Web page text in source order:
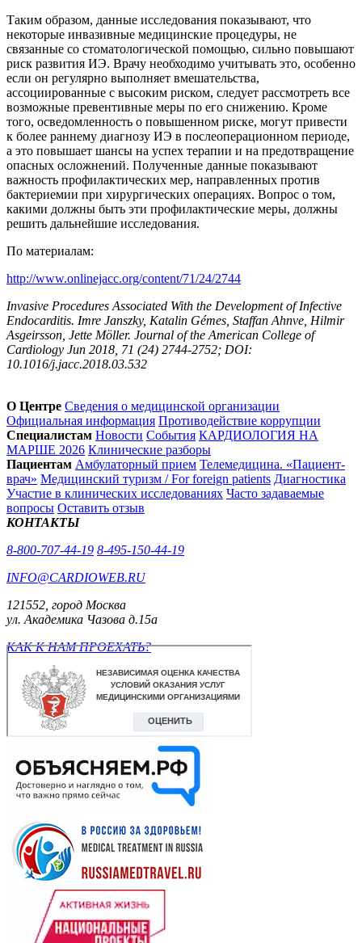
Таким образом, данные исследования показывают, что
некоторые инвазивные медицинские процедуры, не
связанные со стоматологической помощью, сильно повышают
риск развития ИЭ. Врачу необходимо учитывать это, особенно
если он регулярно выполняет вмешательства,
ассоциированные с высоким риском, следует рассмотреть все
возможные превентивные меры по его снижению. Кроме
того, осведомленность о повышенном риске, могут привести
к более раннему диагнозу ИЭ в послеоперационном периоде,
а это повышает шансы на успех терапии и на предотвращение
опасных осложнений. Полученные данные показывают
важность профилактических мер, направленных против
бактериемии при хирургических операциях. Вопрос о том,
какими должны быть эти профилактические меры, должны
решить дальнейшие исследования.
По материалам:
http://www.onlinejacc.org/content/71/24/2744
Invasive Procedures Associated With the Development of Infective
Endocarditis. Imre Janszky, Katalin Gémes, Staffan Ahnve, Hilmir
Asgeirsson, Jette Möller. Journal of the American College of
Cardiology Jun 2018, 71 (24) 2744-2752; DOI:
10.1016/j.jacc.2018.03.532
О Центре Сведения о медицинской организации
Официальная информация Противодействие коррупции
Специалистам Новости События КАРДИОЛОГИЯ НА
МАРШЕ 2026 Клинические разборы
Пациентам Амбулаторный прием Телемедицина. «Пациент-
врач» Медицинский туризм / For foreign patients Диагностика
Участие в клинических исследованиях Часто задаваемые
вопросы Оставить отзыв
КОНТАКТЫ
8-800-707-44-19 8-495-150-44-19
INFO@CARDIOWEB.RU
121552, город Москва
ул. Академика Чазова д.15а
КАК К НАМ ПРОЕХАТЬ?